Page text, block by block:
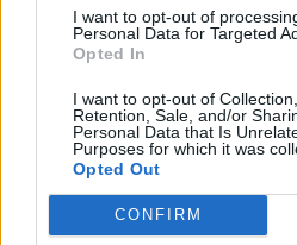
I want to opt-out of
Personal Data for Targeted
Opted In
I want to opt-out of
Retention, Sale, and/or
Personal Data that Is
Purposes for which it was
Opted Out
CONFIRM
contribuent à la détente
Adapter son
Assurer une chambre
utiliser des vêtements
différence notable dans la